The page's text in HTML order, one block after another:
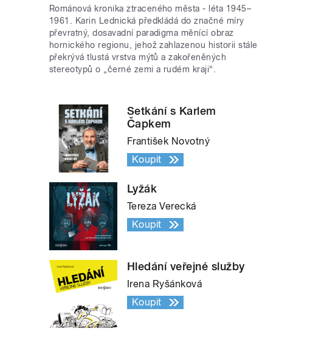
Románová kronika ztraceného města - léta 1945–
1961. Karin Lednická předkládá do značné míry
převratný, dosavadní paradigma měnící obraz
hornického regionu, jehož zahlazenou historii stále
překrývá tlustá vrstva mýtů a zakořeněných
stereotypů o „černé zemi a rudém kraji“.
Setkání s Karlem
Čapkem
František Novotný
Koupit
Lyžák
Tereza Verecká
Koupit
Hledání veřejné služby
Irena Ryšánková
Koupit